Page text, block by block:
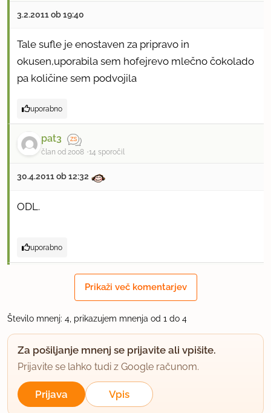
3.2.2011 ob 19:40
Tale sufle je enostaven za pripravo in
okusen,uporabila sem hofejrevo mlečno čokolado
pa količine sem podvojila
uporabno
pat3
član od 2008 14 sporočil
30.4.2011 ob 12:32
ODL.
uporabno
14 sporočil
30.4.2011 ob 14:21
odlično je bilo!!!!
AMBER30
Prikaži več komentarjev
Število mnenj: 4, prikazujem mnenja od 1 do 4
Za pošiljanje mnenj se prijavite ali vpišite.
Prijavite se lahko tudi z Google računom.
Prijava Vpis